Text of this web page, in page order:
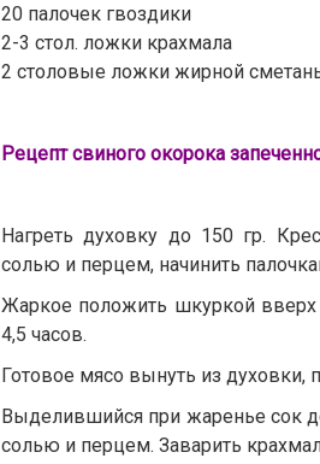
20 палочек гвоздики
2-3 стол. ложки крахмала
2 столовые ложки жирной
Рецепт свиного окорока
Нагреть духовку до 150 гр.
солью и перцем, начинить
Жаркое положить шкуркой вверх
4,5 часов.
Готовое мясо вынуть из духовки,
Выделившийся при жаренье сок
солью и перцем. Заварить